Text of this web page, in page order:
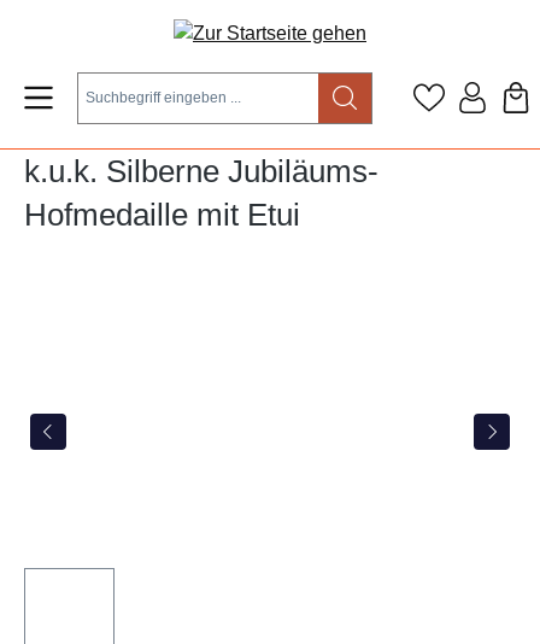
Zum Hauptinhalt springen
k.u.k. Silberne Jubiläums-
Hofmedaille mit Etui